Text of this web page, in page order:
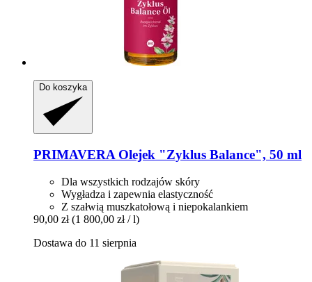
Do koszyka
PRIMAVERA Olejek "Zyklus Balance", 50 ml
Dla wszystkich rodzajów skóry
Wygładza i zapewnia elastyczność
Z szałwią muszkatołową i niepokalankiem
90,00 zł (1 800,00 zł / l)
Dostawa do 11 sierpnia